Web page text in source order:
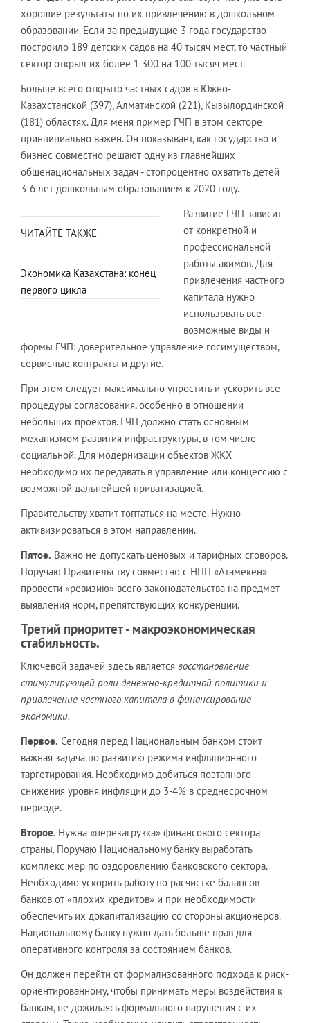
хорошие результаты по их привлечению в дошкольном
образовании. Если за предыдущие 3 года государство
построило 189 детских садов на 40 тысяч мест, то частный
сектор открыл их более 1 300 на 100 тысяч мест.
Больше всего открыто частных садов в Южно-
Казахстанской (397), Алматинской (221), Кызылординской
(181) областях. Для меня пример ГЧП в этом секторе
принципиально важен. Он показывает, как государство и
бизнес совместно решают одну из главнейших
общенациональных задач - стопроцентно охватить детей
3-6 лет дошкольным образованием к 2020 году.
ЧИТАЙТЕ ТАКЖЕ
Экономика Казахстана: конец
первого цикла
Развитие ГЧП зависит
от конкретной и
профессиональной
работы акимов. Для
привлечения частного
капитала нужно
использовать все
возможные виды и
формы ГЧП: доверительное управление госимуществом,
сервисные контракты и другие.
При этом следует максимально упростить и ускорить все
процедуры согласования, особенно в отношении
небольших проектов. ГЧП должно стать основным
механизмом развития инфраструктуры, в том числе
социальной. Для модернизации объектов ЖКХ
необходимо их передавать в управление или концессию с
возможной дальнейшей приватизацией.
Правительству хватит топтаться на месте. Нужно
активизироваться в этом направлении.
Пятое. Важно не допускать ценовых и тарифных сговоров.
Поручаю Правительству совместно с НПП «Атамекен»
провести «ревизию» всего законодательства на предмет
выявления норм, препятствующих конкуренции.
Третий приоритет - макроэкономическая
стабильность.
Ключевой задачей здесь является восстановление
стимулирующей роли денежно-кредитной политики и
привлечение частного капитала в финансирование
экономики.
Первое. Сегодня перед Национальным банком стоит
важная задача по развитию режима инфляционного
таргетирования. Необходимо добиться поэтапного
снижения уровня инфляции до 3-4% в среднесрочном
периоде.
Второе. Нужна «перезагрузка» финансового сектора
страны. Поручаю Национальному банку выработать
комплекс мер по оздоровлению банковского сектора.
Необходимо ускорить работу по расчистке балансов
банков от «плохих кредитов» и при необходимости
обеспечить их докапитализацию со стороны акционеров.
Национальному банку нужно дать больше прав для
оперативного контроля за состоянием банков.
Он должен перейти от формализованного подхода к риск-
ориентированному, чтобы принимать меры воздействия к
банкам, не дожидаясь формального нарушения с их